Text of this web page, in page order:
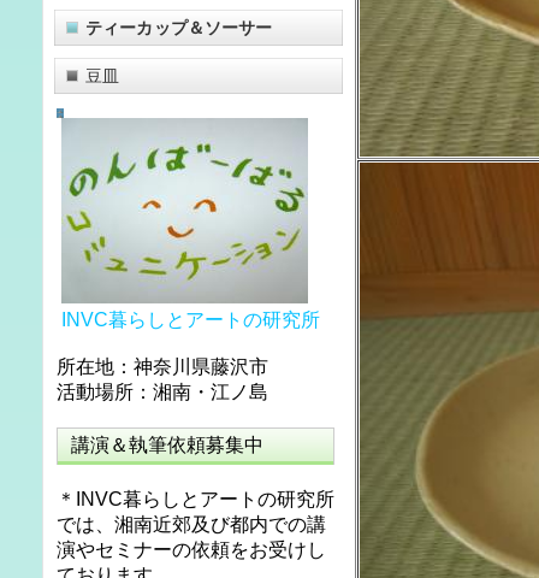
ティーカップ＆ソーサー
豆皿
INVC暮らしとアートの研究所
所在地：神奈川県藤沢市
活動場所：湘南・江ノ島
講演＆執筆依頼募集中
＊INVC暮らしとアートの研究所
では、湘南近郊及び都内での講
演やセミナーの依頼をお受けし